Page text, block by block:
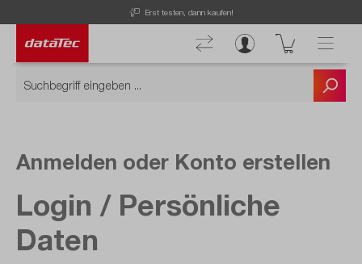
Erst testen, dann kaufen!
Anmelden oder Konto erstellen
Login / Persönliche
Daten